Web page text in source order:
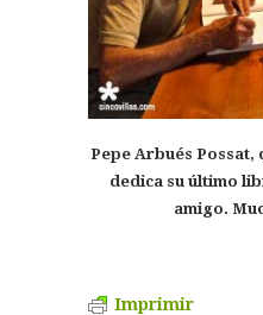
Pepe Arbués Possat,
dedica su último
amigo.
Imprimir